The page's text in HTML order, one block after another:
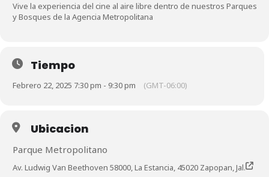
Vive la experiencia del cine al aire libre dentro de nuestros Parques
y Bosques de la Agencia Metropolitana
Tiempo
Febrero 22, 2025 7:30 pm - 9:30 pm (GMT-06:00)
Ubicacion
Parque Metropolitano
Av. Ludwig Van Beethoven 58000, La Estancia, 45020 Zapopan, Jal.